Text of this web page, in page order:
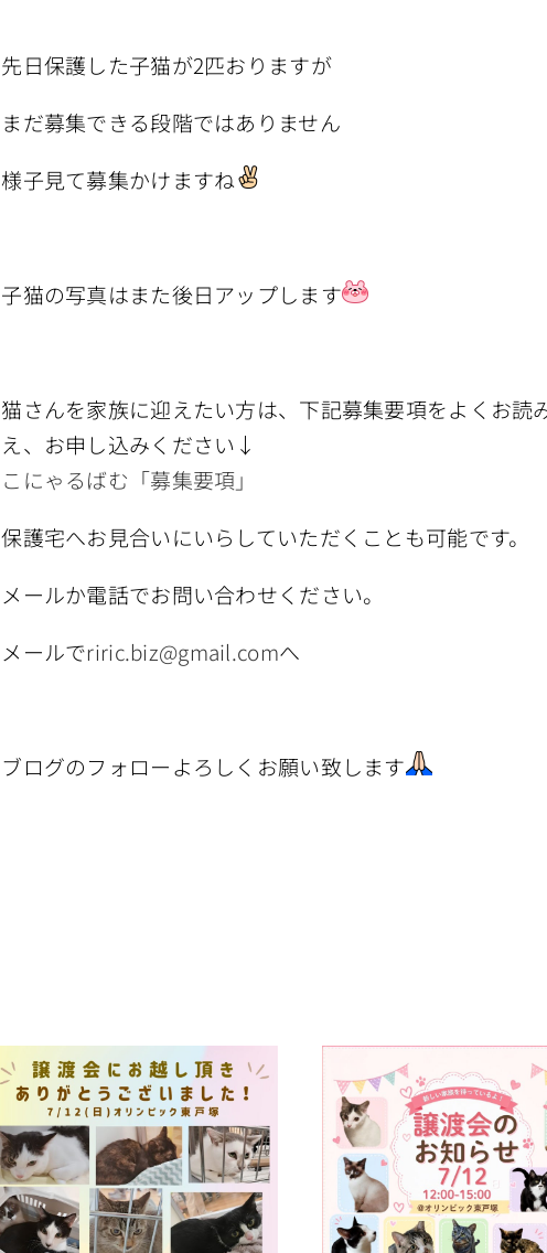
先日保護した子猫が2匹おりますが
まだ募集できる段階ではありません
様子見て募集かけますね
子猫の写真はまた後日アップします
猫さんを家族に迎えたい方は、下記募集要項をよくお読
え、お申し込みください↓
こにゃるばむ「募集要項」
保護宅へお見合いにいらしていただくことも可能です。
メールか電話でお問い合わせください。
メールでriric.biz@gmail.comへ
ブログのフォローよろしくお願い致します